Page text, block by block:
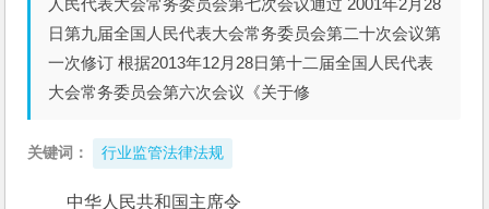
人民代表大会常务委员会第七次会议通过 2001年2月28
日第九届全国人民代表大会常务委员会第二十次会议第
一次修订 根据2013年12月28日第十二届全国人民代表
大会常务委员会第六次会议《关于修
关键词： 行业监管法律法规
中华人民共和国主席令